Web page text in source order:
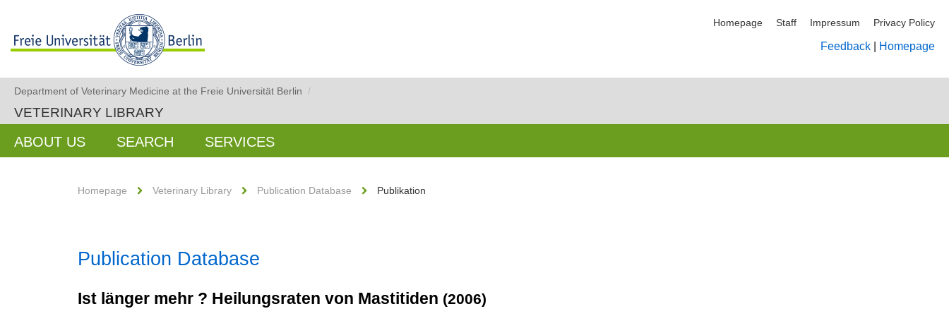
Homepage Staff Impressum Privacy Policy
Feedback Homepage
Department of Veterinary Medicine at the Freie Universität Berlin /
VETERINARY LIBRARY
ABOUT US SEARCH SERVICES
Homepage Veterinary Library Publication Database Publikation
Publication Database
Ist länger mehr ? Heilungsraten von Mastitiden (2006)